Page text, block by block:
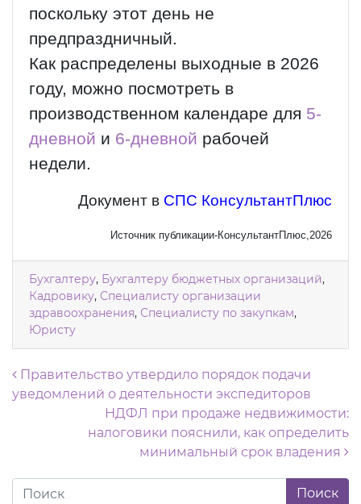
поскольку этот день не
предпраздничный.
Как распределены выходные в 2026
году, можно посмотреть в
производственном календаре для 5-
дневной и 6-дневной рабочей
недели.
Документ в СПС КонсультантПлюс
Источник публикации-КонсультантПлюс,2026
Бухгалтеру, Бухгалтеру бюджетных организаций,
Кадровику, Специалисту организации
здравоохранения, Специалисту по закупкам,
Юристу
Навигация по записям
Правительство утвердило порядок подачи
уведомлений о деятельности экспедиторов
НДФЛ при продаже недвижимости:
налоговики пояснили, как определить
минимальный срок владения